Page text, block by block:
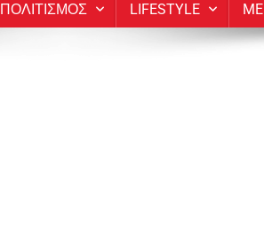
ΠΟΛΙΤΙΣΜΟΣ LIFESTYLE